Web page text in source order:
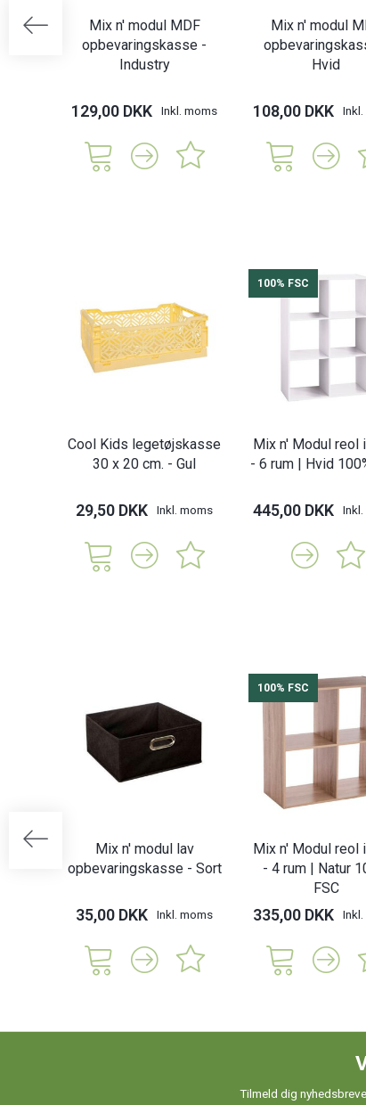
Mix n' modul MDF
opbevaringskasse -
Industry
129,00 DKK Inkl. moms
Mix n' modul
Hvid
108,00 DKK
Cool Kids legetøjskasse
30 x 20 cm. - Gul
29,50 DKK Inkl. moms
100% FSC
Mix n' Modul reol
- 6 rum | Hvid
445,00 DKK
Mix n' modul lav
opbevaringskasse - Sort
35,00 DKK Inkl. moms
100% FSC
Mix n' Modul reol
- 4 rum | Natur
FSC
335,00 DKK
Tilmeld dig